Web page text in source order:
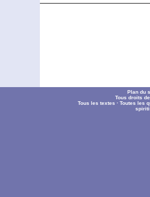
Plan du
Tous droits
Tous les textes ·Toutes les